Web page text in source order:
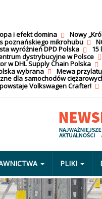
i efekt domina
Nowy
poznańskiego mikrohubu
wyróżnień DPD Polska
15
dystrybucyjne w Polsce
w DHL Supply Chain Polska
wybrana
Mewa
dla samochodów
Volkswagen Crafter!
PLIKI